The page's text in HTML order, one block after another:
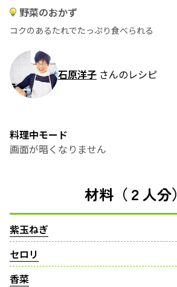
野菜のおかず
コクのあるたれでたっぷり食べられる
石原洋子 さんのレシピ
料理中モード
画面が暗くなりません
材料（２人分）
紫玉ねぎ
セロリ
香菜